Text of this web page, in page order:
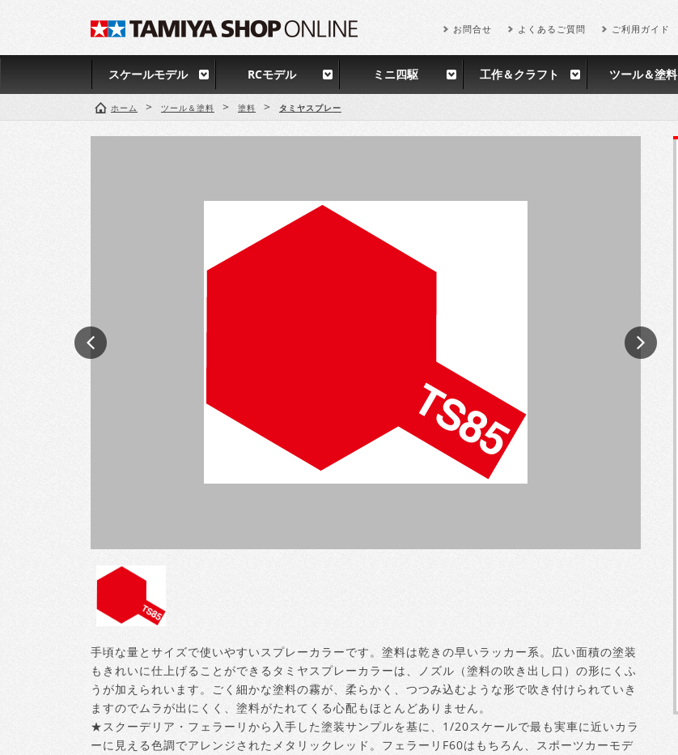
お問合せ よくあるご質問 ご利用ガイド
スケールモデル RCモデル ミニ四駆 工作＆クラフト ツール＆塗料
ホーム > ツール＆塗料 > 塗料 > タミヤスプレー
手頃な量とサイズで使いやすいスプレーカラーです。塗料は乾きの早いラッカー系。広い面積の塗装
もきれいに仕上げることができるタミヤスプレーカラーは、ノズル（塗料の吹き出し口）の形にくふ
うが加えられいます。ごく細かな塗料の霧が、柔らかく、つつみ込むような形で吹き付けられていき
ますのでムラが出にくく、塗料がたれてくる心配もほとんどありません。
★スクーデリア・フェラーリから入手した塗装サンプルを基に、1/20スケールで最も実車に近いカラ
ーに見える色調でアレンジされたメタリックレッド。フェラーリF60はもちろん、スポーツカーモデ